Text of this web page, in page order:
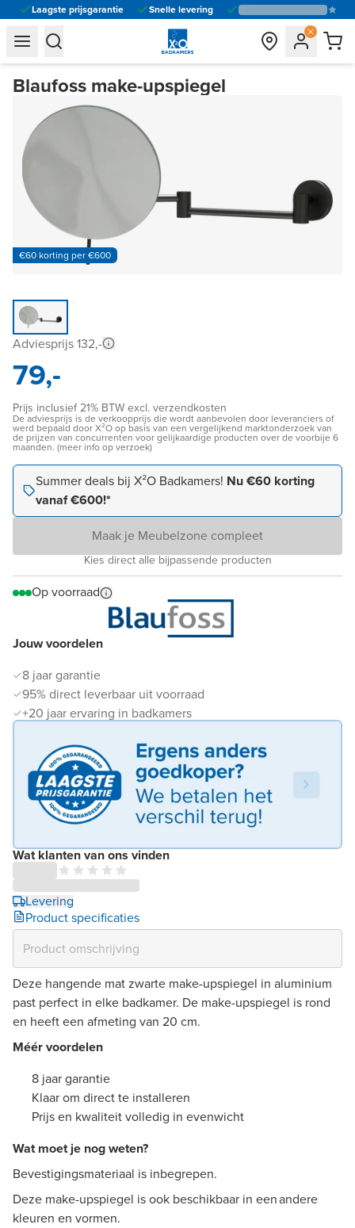
Laagste prijsgarantie Snelle levering
general.navigation.toggle_menu.label
general.navigation.toggle_menu.label
Blaufoss make-upspiegel
€60 korting per €600
Jouw voordelen
8 jaar garantie
95% direct leverbaar uit voorraad
+20 jaar ervaring in badkamers
Wat klanten van ons vinden
Levering
Product specificaties
Adviesprijs 132,-
79,-
Prijs inclusief 21% BTW excl. verzendkosten
De adviesprijs is de verkoopprijs die wordt aanbevolen door leveranciers of
werd bepaald door X²O op basis van een vergelijkend marktonderzoek van
de prijzen van concurrenten voor gelijkaardige producten over de voorbije 6
maanden. (meer info op verzoek)
Summer deals bij X²O Badkamers! Nu €60 korting
vanaf €600!*
Maak je Meubelzone compleet
Kies direct alle bijpassende producten
Op voorraad
Deze hangende mat zwarte make-upspiegel in aluminium
past perfect in elke badkamer. De make-upspiegel is rond
en heeft een afmeting van 20 cm.
Méér voordelen
8 jaar garantie
Klaar om direct te installeren
Prijs en kwaliteit volledig in evenwicht
Wat moet je nog weten?
Bevestigingsmateriaal is inbegrepen.
Deze make-upspiegel is ook beschikbaar in een andere
kleuren en vormen.